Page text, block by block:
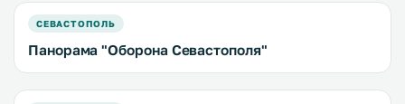
СЕВАСТОПОЛЬ
Панорама "Оборона Севастополя"